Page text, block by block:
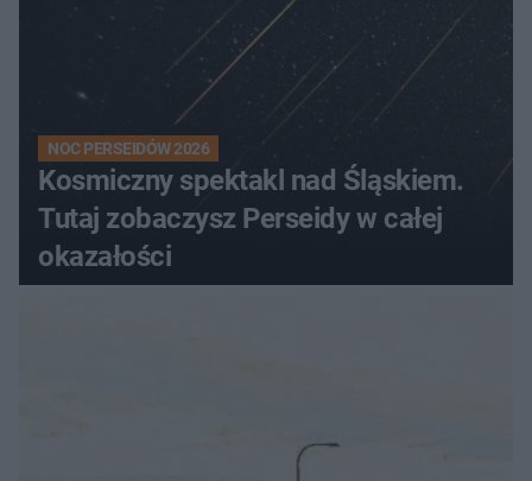
NOC PERSEIDÓW 2026
Kosmiczny spektakl nad Śląskiem.
Tutaj zobaczysz Perseidy w całej
okazałości